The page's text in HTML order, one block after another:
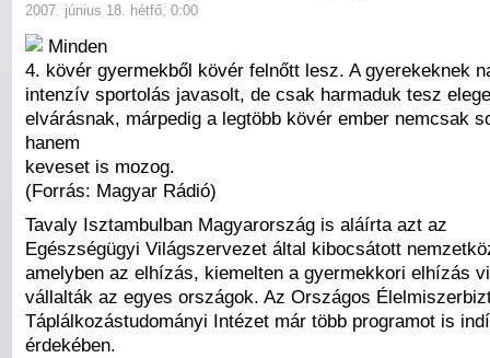
2007. június 18. hétfő, 0:00
Minden
4. kövér gyermekből kövér felnőtt lesz. A gyerekeknek
intenzív sportolás javasolt, de csak harmaduk tesz
elvárásnak, márpedig a legtöbb kövér ember nemcsak
hanem
keveset is mozog.
(Forrás: Magyar Rádió)
Tavaly Isztambulban Magyarország is aláírta azt az
Egészségügyi Világszervezet által kibocsátott
amelyben az elhízás, kiemelten a gyermekkori elhízás
vállalták az egyes országok. Az Országos
Táplálkozástudományi Intézet már több programot is
érdekében.